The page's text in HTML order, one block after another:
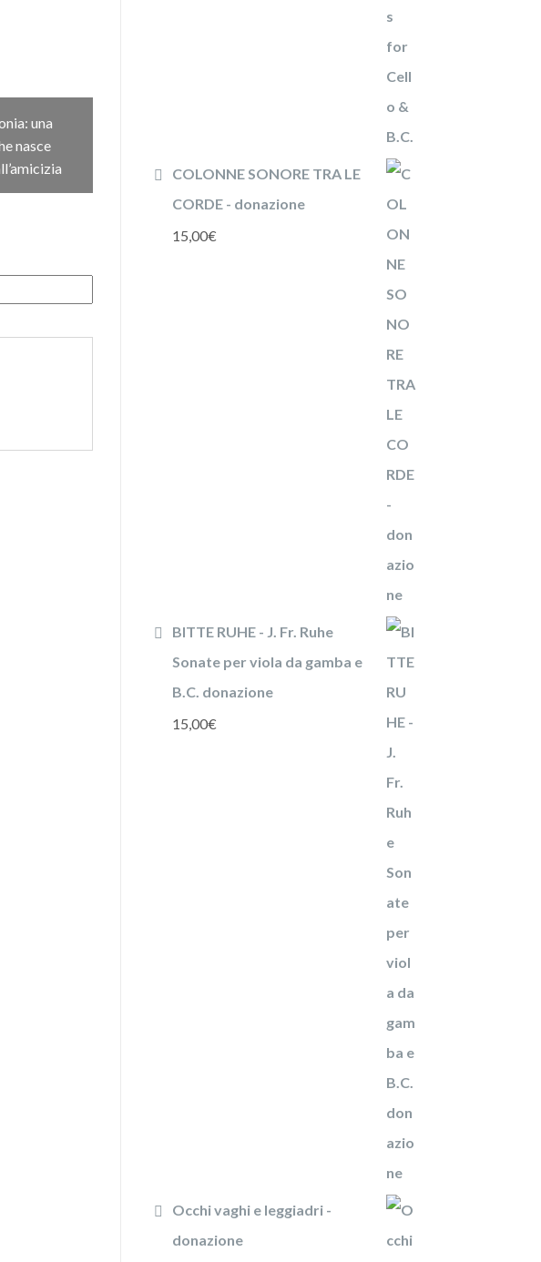
una
nasce
COLONNE SONORE TRA LE
CORDE - donazione
15,00€
BITTE RUHE - J. Fr. Ruhe
Sonate per viola da gamba e
B.C. donazione
15,00€
Occhi vaghi e leggiadri -
donazione